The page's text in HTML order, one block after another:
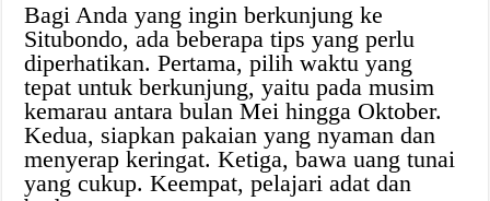
Bagi Anda yang ingin berkunjung ke
Situbondo, ada beberapa tips yang perlu
diperhatikan. Pertama, pilih waktu yang
tepat untuk berkunjung, yaitu pada musim
kemarau antara bulan Mei hingga Oktober.
Kedua, siapkan pakaian yang nyaman dan
menyerap keringat. Ketiga, bawa uang tunai
yang cukup. Keempat, pelajari adat dan